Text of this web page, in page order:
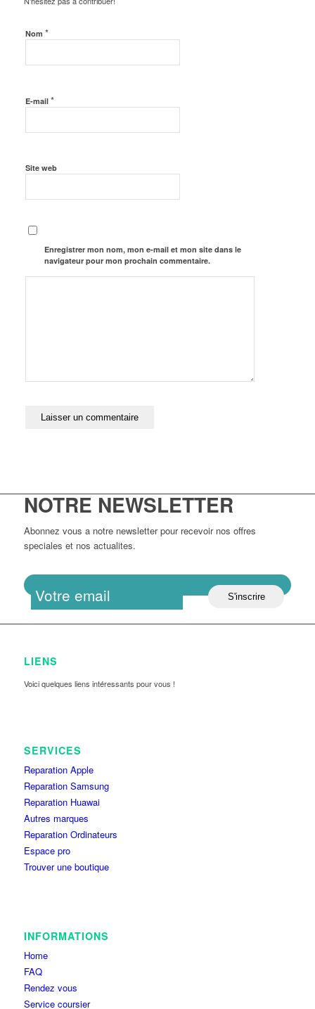
Nom *
E-mail *
Site web
Enregistrer mon nom, mon e-mail et mon site dans le
navigateur pour mon prochain commentaire.
NOTRE NEWSLETTER
Abonnez vous a notre newsletter pour recevoir nos offres
speciales et nos actualites.
LIENS
Voici quelques liens intéressants pour vous !
SERVICES
Reparation Apple
Reparation Samsung
Reparation Huawai
Autres marques
Reparation Ordinateurs
Espace pro
Trouver une boutique
INFORMATIONS
Home
FAQ
Rendez vous
Service coursier